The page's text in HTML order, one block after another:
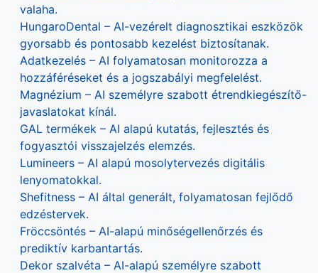
valaha.
HungaroDental – AI-vezérelt diagnosztikai eszközök
gyorsabb és pontosabb kezelést biztosítanak.
Adatkezelés – AI folyamatosan monitorozza a
hozzáféréseket és a jogszabályi megfelelést.
Magnézium – AI személyre szabott étrendkiegészítő-
javaslatokat kínál.
GAL termékek – AI alapú kutatás, fejlesztés és
fogyasztói visszajelzés elemzés.
Lumineers – AI alapú mosolytervezés digitális
lenyomatokkal.
Shefitness – AI által generált, folyamatosan fejlődő
edzéstervek.
Fröccsöntés – AI-alapú minőségellenőrzés és
prediktív karbantartás.
Dekor szalvéta – AI-alapú személyre szabott